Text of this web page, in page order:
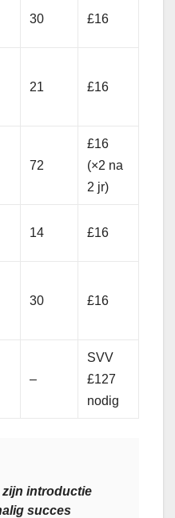
30 £16
21 £16
72
£16
(×2 na
2 jr)
14 £16
30 £16
–
SVV
£127
nodig
zijn introductie
succes